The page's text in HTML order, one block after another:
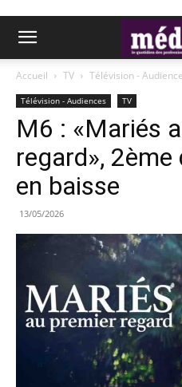
Accueil TV Télévision -
Télévision - Audiences TV
M6 : «Mariés
regard»,
en baisse
13/05/2026